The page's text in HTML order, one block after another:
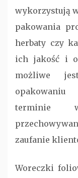
wykorzystują
pakowania
herbaty czy
ich jakość i
możliwe
terminie
zaufanie
Woreczki